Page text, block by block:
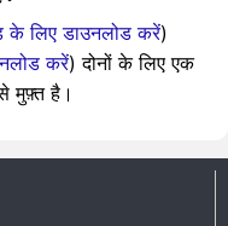
के लिए डाउनलोड करें)
करें) दोनों के लिए एक
मुफ़्त है।